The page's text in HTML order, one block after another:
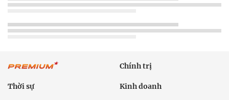
Chính trị
Thời sự Kinh doanh